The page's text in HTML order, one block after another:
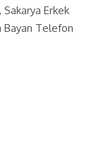
Erkek
Bayan Telefon